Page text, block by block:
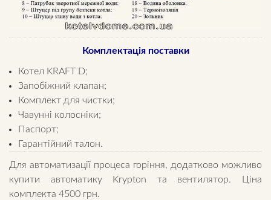
Комплектація поставки
Котел KRAFT D;
Запобіжний клапан;
Комплект для чистки;
Чавунні колосніки;
Паспорт;
Гарантійний талон.
Для автоматизації процеса горіння, додатково можливо
купити автоматику Krypton та вентилятор. Ціна
комплекта 4500 грн.